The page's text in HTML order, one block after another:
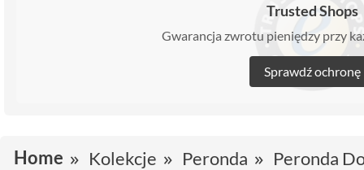
Trusted Shops
Gwarancja zwrotu pieniędzy przy
Sprawdź ochronę
Home Kolekcje Peronda Peronda